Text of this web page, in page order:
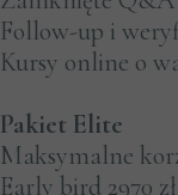
Follow-up i
Kursy online o
Pakiet Elite
Maksymalne
Early bird 2970